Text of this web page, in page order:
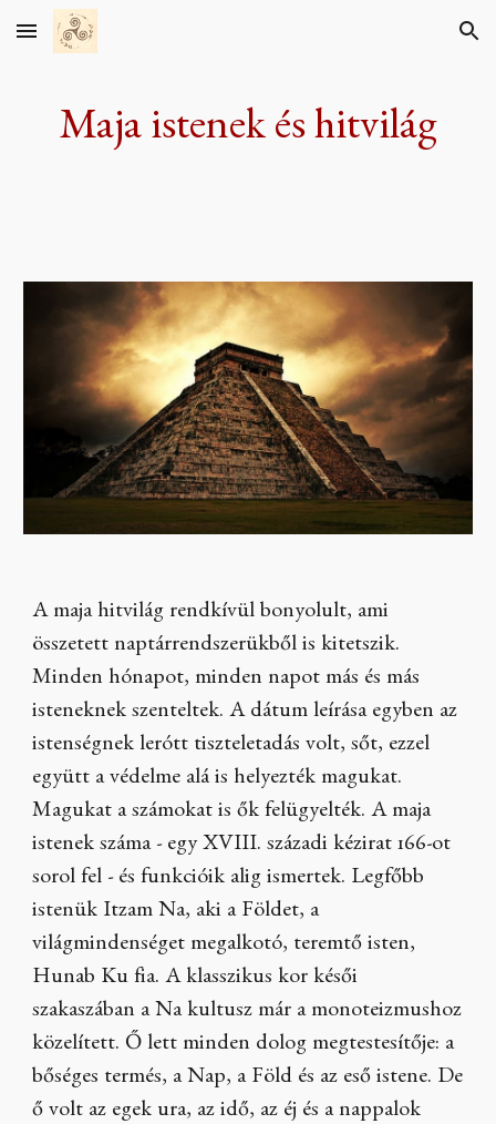
Skip to main content Skip to navigation
Maja istenek és hitvilág
A maja hitvilág rendkívül bonyolult, ami
összetett naptárrendszerükből is kitetszik.
Minden hónapot, minden napot más és más
isteneknek szenteltek. A dátum leírása egyben az
istenségnek lerótt tiszteletadás volt, sőt, ezzel
együtt a védelme alá is helyezték magukat.
Magukat a számokat is ők felügyelték. A maja
istenek száma - egy XVIII. századi kézirat 166-ot
sorol fel - és funkcióik alig ismertek. Legfőbb
istenük Itzam Na, aki a Földet, a
világmindenséget megalkotó, teremtő isten,
Hunab Ku fia. A klasszikus kor késői
szakaszában a Na kultusz már a monoteizmushoz
közelített. Ő lett minden dolog megtestesítője: a
bőséges termés, a Nap, a Föld és az eső istene. De
ő volt az egek ura, az idő, az éj és a nappalok